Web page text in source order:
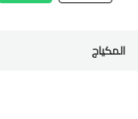
المكياج